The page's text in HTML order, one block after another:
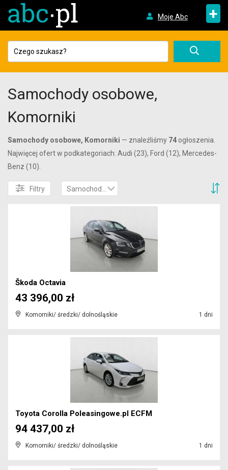
Moje Abc +
Samochody osobowe,
Komorniki
Samochody osobowe, Komorniki — znaleźliśmy 74 ogłoszenia.
Najwięcej ofert w podkategoriach: Audi (23), Ford (12), Mercedes-
Benz (10).
Filtry Samochody osobowe
Škoda Octavia
Komorniki/ średzki/ dolnośląskie 1 dni
43 396,00 zł
Toyota Corolla Poleasingowe.pl ECFM
Komorniki/ średzki/ dolnośląskie 1 dni
94 437,00 zł